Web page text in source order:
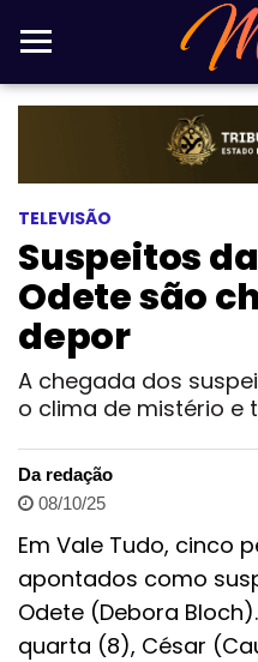
TELEVISÃO
Suspeitos
Odete são
depor
A chegada dos
o clima de mistério e
Da redação
08/10/25
Em Vale Tudo, cinco
apontados como
Odete (Debora
quarta (8), César